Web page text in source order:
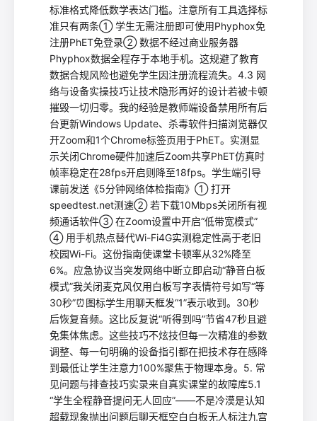
标准格式降低数学表达门槛。注意所有工具选择标
准只有两条① 学生无需注册即可使用Phyphox免
注册PhET免登录② 数据不经过商业服务器
Phyphox数据全程存于本地手机。这规避了教育
数据合规风险也避免学生因注册流程流失。4.3 网
络与设备实操技巧让技术隐形再好的设计若被卡顿
摧毁一切归零。我的经验是教师端设备禁用所有后
台更新Windows Update、杀毒软件扫描浏览器仅
开Zoom和1个Chrome标签页用于PhET。实测显
示关闭Chrome硬件加速后Zoom共享PhET仿真时
帧率稳定在28fps开启则降至18fps。学生端引导
课前发送《5分钟网络体检指南》① 打开
speedtest.net测速② 若下载10Mbps关闭所有视
频通话软件③ 在Zoom设置中开启“低带宽模式”
④ 用手机热点替代Wi-Fi4G实测稳定性高于老旧
校园Wi-Fi。这份指南使课堂卡顿率从32%降至
6%。应急协议当突发网络中断立即启动“静音白板
模式”我关闭麦克风仅用白板写字表情符号如写“等
30秒”⏰图标学生用聊天框发“1”表示收到。30秒
后恢复音频。这比反复说“听得到吗”节省47秒且避
免集体焦虑。这些技巧不炫技但每一次精准的参数
调整、每一句明确的设备指引都在把技术存在感降
到最低让学生注意力100%聚焦于物理本身。5. 常
见问题与排查技巧实录来自真实课堂的故障库5.1
“学生全程静音提问无人回应”——不是冷漠是认知
超载现象抛出问题后聊天框空白白板无人标注九宫